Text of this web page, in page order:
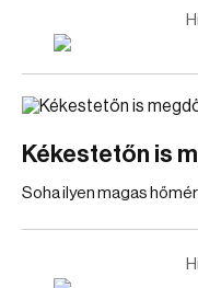
Kékestetőn is
Soha ilyen magas